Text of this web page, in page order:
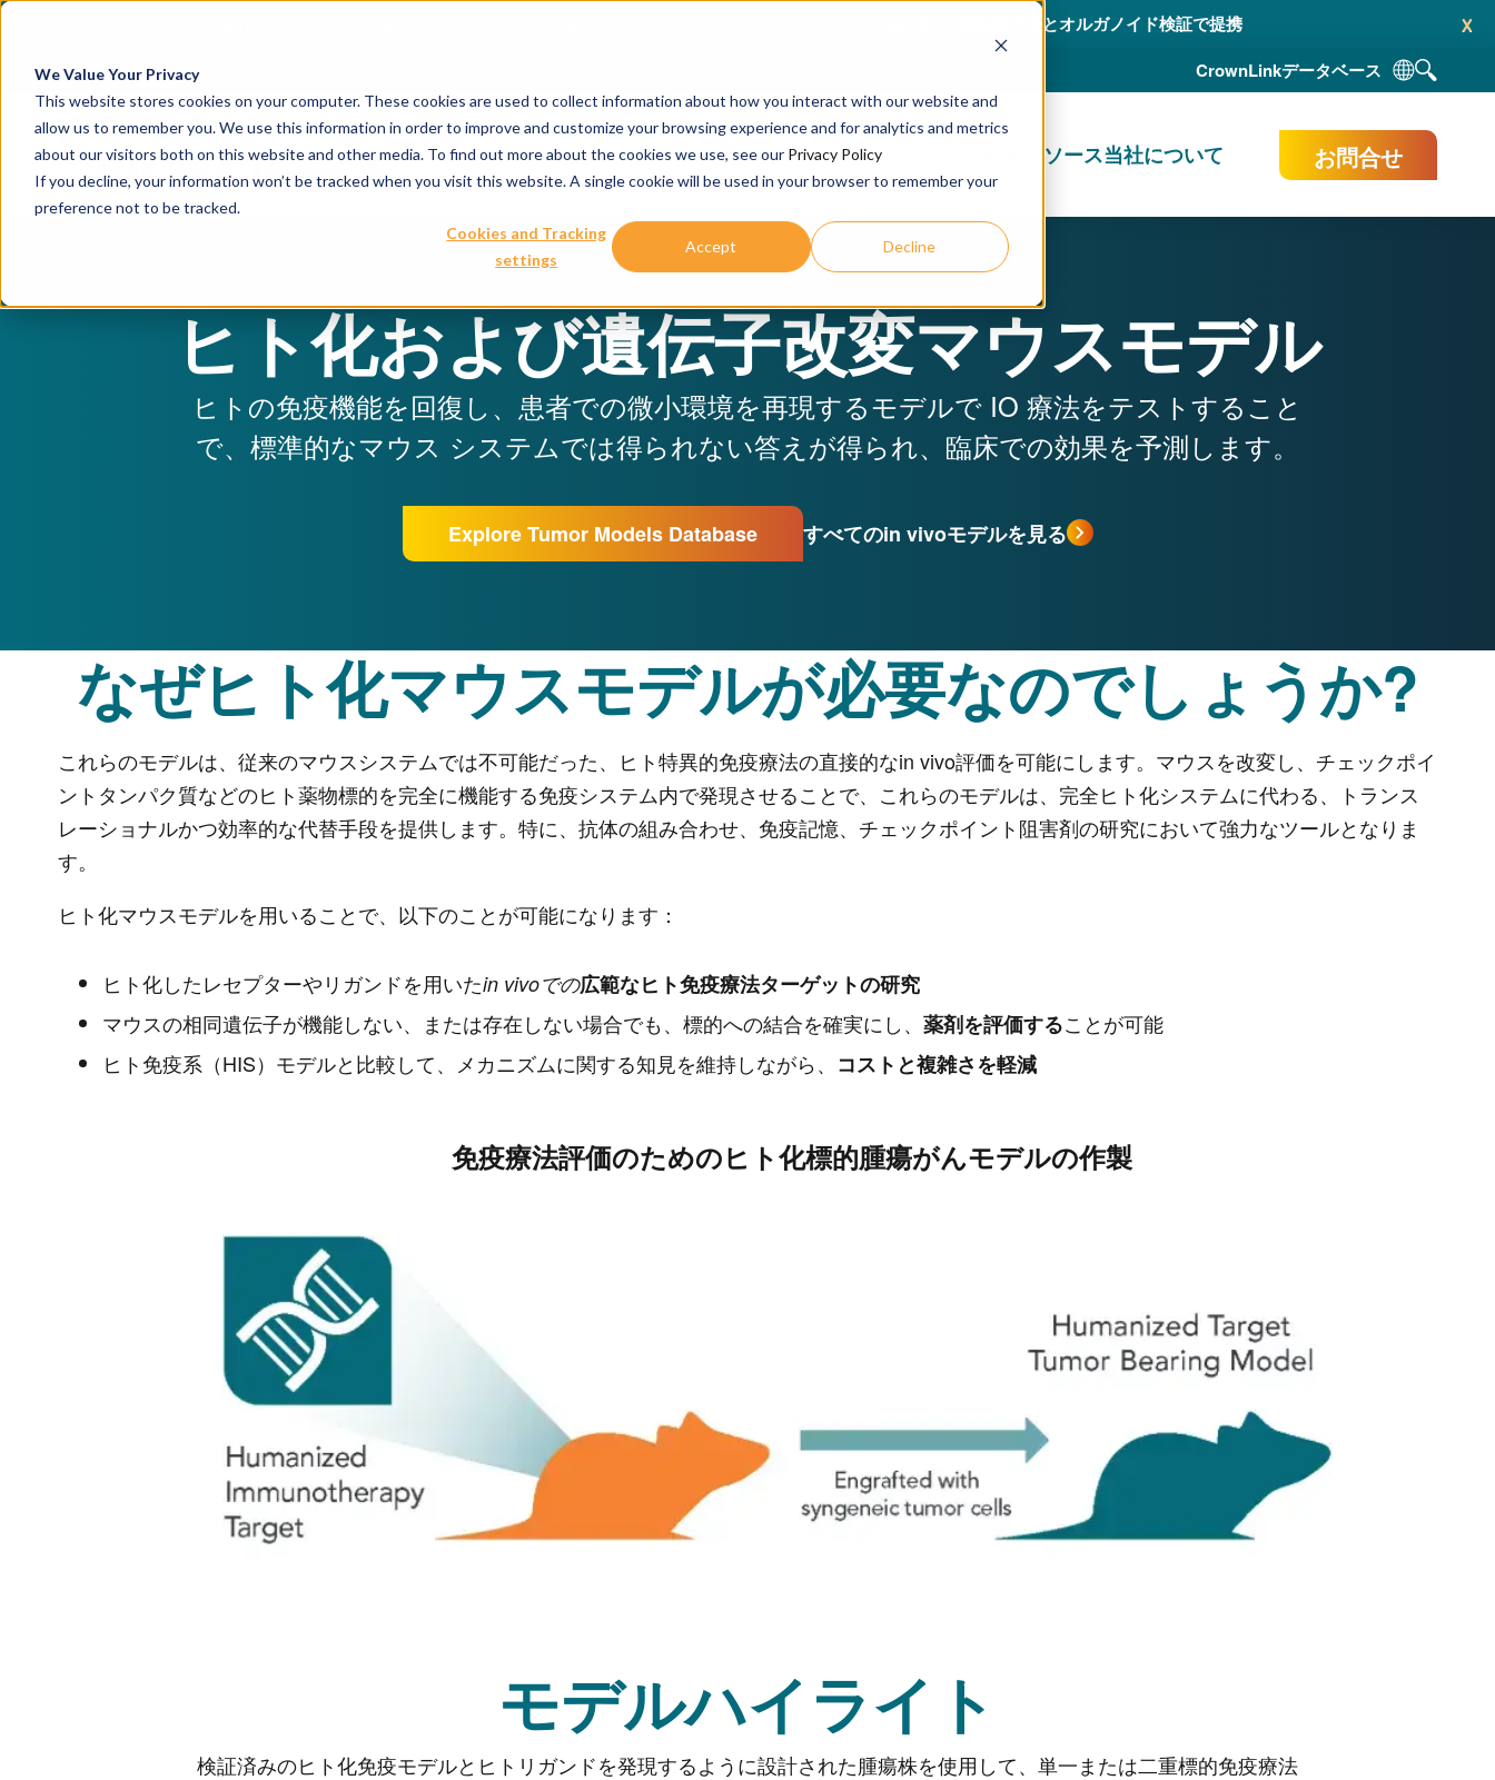
We Value Your Privacy
This website stores cookies on your computer. These cookies are used to collect information about how you interact with our website and
allow us to remember you. We use this information in order to improve and customize your browsing experience and for analytics and metrics
about our visitors both on this website and other media. To find out more about the cookies we use, see our Privacy Policy
If you decline, your information won’t be tracked when you visit this website. A single cookie will be used in your browser to remember your
preference not to be tracked.
Cookies and Tracking
settings
Accept Decline
x
Crown Bioscience と Turbine がトランスレーショナルオンコロジーにおける AI 駆動型予測とオルガノイド検証で提携
CrownLinkデータベース
当社のサービス 文献＆リソース当社について お問合せ
ヒト化および遺伝子改変マウスモデル
ヒトの免疫機能を回復し、患者での微小環境を再現するモデルで IO 療法をテストすること
で、標準的なマウス システムでは得られない答えが得られ、臨床での効果を予測します。
Explore Tumor Models Database すべてのin vivoモデルを見る
なぜヒト化マウスモデルが必要なのでしょうか?
これらのモデルは、従来のマウスシステムでは不可能だった、ヒト特異的免疫療法の直接的なin vivo評価を可能にします。マウスを改変し、チェックポイ
ントタンパク質などのヒト薬物標的を完全に機能する免疫システム内で発現させることで、これらのモデルは、完全ヒト化システムに代わる、トランス
レーショナルかつ効率的な代替手段を提供します。特に、抗体の組み合わせ、免疫記憶、チェックポイント阻害剤の研究において強力なツールとなりま
す。
ヒト化マウスモデルを用いることで、以下のことが可能になります：
ヒト化したレセプターやリガンドを用いたin vivoでの広範なヒト免疫療法ターゲットの研究
マウスの相同遺伝子が機能しない、または存在しない場合でも、標的への結合を確実にし、 薬剤を評価することが可能
ヒト免疫系（HIS）モデルと比較して、メカニズムに関する知見を維持しながら、 コストと複雑さを軽減
免疫療法評価のためのヒト化標的腫瘍がんモデルの作製
モデルハイライト
検証済みのヒト化免疫モデルとヒトリガンドを発現するように設計された腫瘍株を使用して、単一または二重標的免疫療法